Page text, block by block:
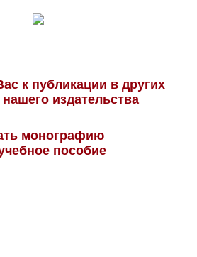
к публикации в других
издательства
монографию
пособие